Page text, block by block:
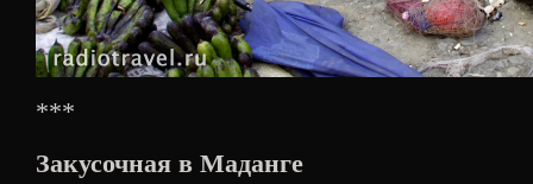
***
Закусочная в Маданге